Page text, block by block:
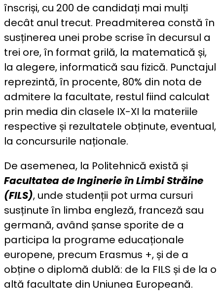
înscriși, cu 200 de candidați mai mulți
decât anul trecut. Preadmiterea constă în
susținerea unei probe scrise în decursul a
trei ore, în format grilă, la matematică și,
la alegere, informatică sau fizică. Punctajul
reprezintă, în procente, 80% din nota de
admitere la facultate, restul fiind calculat
prin media din clasele IX-XI la materiile
respective și rezultatele obținute, eventual,
la concursurile naționale.
De asemenea, la Politehnică există și
Facultatea de Inginerie în Limbi Străine
(FILS), unde studenții pot urma cursuri
susținute în limba engleză, franceză sau
germană, având șanse sporite de a
participa la programe educaționale
europene, precum Erasmus +, și de a
obține o diplomă dublă: de la FILS și de la o
altă facultate din Uniunea Europeană.